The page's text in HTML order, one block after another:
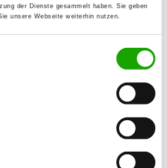
der Dienste gesammelt haben. Sie geben
unsere Webseite weiterhin nutzen.
Details
Details